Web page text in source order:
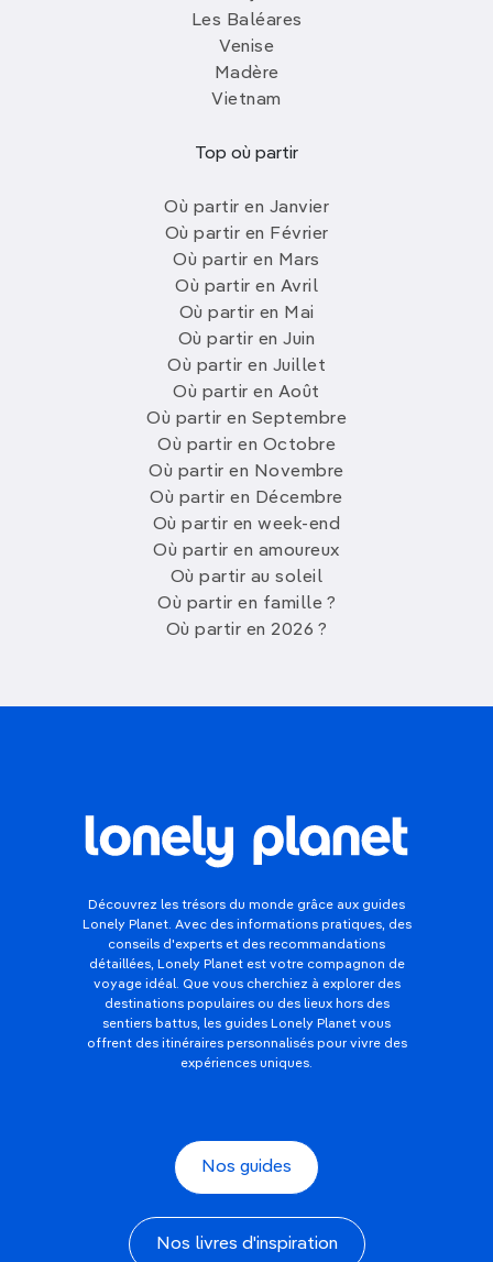
Les Baléares
Venise
Madère
Vietnam
Top où partir
Où partir en Janvier
Où partir en Février
Où partir en Mars
Où partir en Avril
Où partir en Mai
Où partir en Juin
Où partir en Juillet
Où partir en Août
Où partir en Septembre
Où partir en Octobre
Où partir en Novembre
Où partir en Décembre
Où partir en week-end
Où partir en amoureux
Où partir au soleil
Où partir en famille ?
Où partir en 2026 ?
Découvrez les trésors du monde grâce aux guides
Lonely Planet. Avec des informations pratiques, des
conseils d'experts et des recommandations
détaillées, Lonely Planet est votre compagnon de
voyage idéal. Que vous cherchiez à explorer des
destinations populaires ou des lieux hors des
sentiers battus, les guides Lonely Planet vous
offrent des itinéraires personnalisés pour vivre des
expériences uniques.
Nos guides
Nos livres d'inspiration